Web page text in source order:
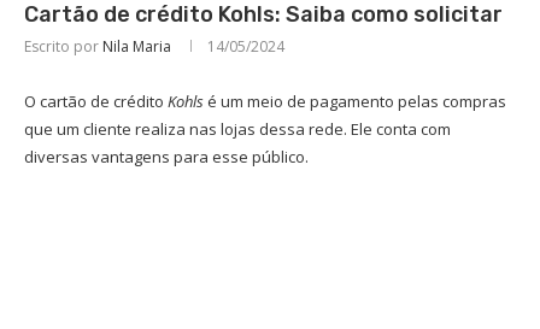
Cartão de crédito Kohls: Saiba como solicitar
Escrito por Nila Maria 14/05/2024
O cartão de crédito Kohlsé um meio de pagamento pelas compras
que um cliente realiza nas lojas dessa rede. Ele conta com
diversas vantagens para esse público.